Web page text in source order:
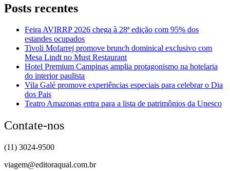
Posts recentes
Feira AVIRRP 2026 chega à 28ª edição com 95% dos
estandes ocupados
Tivoli Mofarrej promove brunch dominical exclusivo com
Mesa Lindt no Must Restaurant
Hotel Premium Campinas amplia protagonismo na hotelaria
do interior paulista
Vila Galé promove experiências especiais para celebrar o Dia
dos Pais
Teatro Amazonas entra para a lista de patrimônios da Unesco
Contate-nos
(11) 3024-9500
viagem@editoraqual.com.br